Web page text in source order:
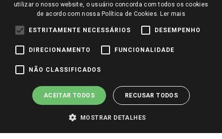
Perguntas frequentes
Identidade Visual
Redes Sociais
Pagamento e Segurança
utilizar o nosso website, o usuário concorda com todos os cookies
de acordo com nossa Política de Cookies. Ler mais
ESTRITAMENTE NECESSÁRIOS DESEMPENHO
DIRECIONAMENTO FUNCIONALIDADE
NÃO CLASSIFICADOS
ACEITAR TODOS RECUSAR TODOS
MOSTRAR DETALHES